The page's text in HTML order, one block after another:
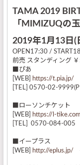
TAMA 2019
「MIMIZUQの
2019年1月13日(
OPEN17:30 /
前売 スタンディング
■ぴあ
[WEB]
https://t.pia.jp/
[TEL] 0570-02-
■ローソンチケット
[WEB]
https://l-
[TEL] 0570-084-005
■イープラス
[WEB]
http://eplus.jp/